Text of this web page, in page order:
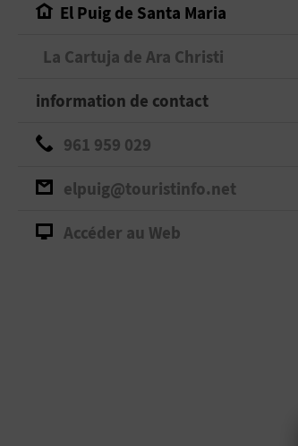
El Puig de Santa Maria
La Cartuja de Ara Christi
information de contact
961 959 029
elpuig@touristinfo.net
Accéder au Web